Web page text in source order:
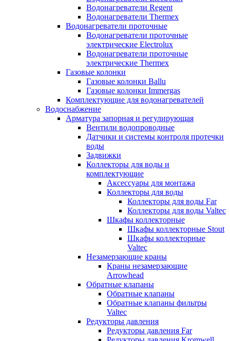
Водонагреватели Regent
Водонагреватели Thermex
Водонагреватели проточные
Водонагреватели проточные
электрические Electrolux
Водонагреватели проточные
электрические Thermex
Газовые колонки
Газовые колонки Ballu
Газовые колонки Immergas
Комплектующие для водонагревателей
Водоснабжение
Арматура запорная и регулирующая
Вентили водопроводные
Датчики и системы контроля протечки
воды
Задвижки
Коллекторы для воды и
комплектующие
Аксессуары для монтажа
Коллекторы для воды
Коллекторы для воды Far
Коллекторы для воды Valtec
Шкафы коллекторные
Шкафы коллекторные Stout
Шкафы коллекторные
Valtec
Незамерзающие краны
Краны незамерзающие
Arrowhead
Обратные клапаны
Обратные клапаны
Обратные клапаны фильтры
Valtec
Редукторы давления
Редукторы давления Far